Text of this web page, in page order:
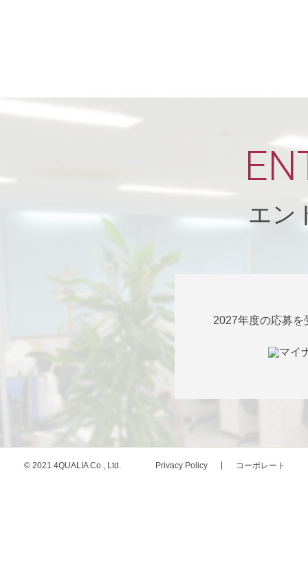
エン
2027年度の応募を
© 2021 4QUALIA Co., Ltd. Privacy Policy コーポレート